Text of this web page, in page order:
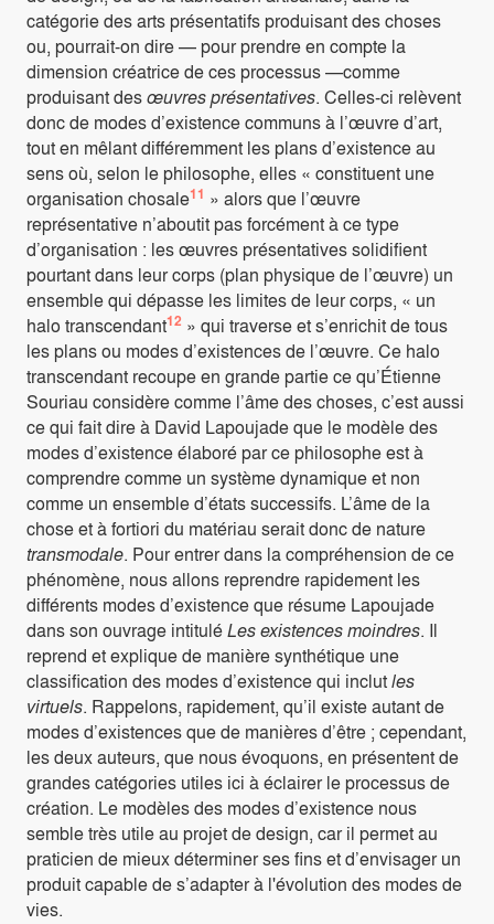
catégorie des arts présentatifs produisant des choses
ou, pourrait-on dire — pour prendre en compte la
dimension créatrice de ces processus —comme
produisant desœuvres présentatives. Celles-ci relèvent
donc de modes d’existence communs à l’œuvre d’art,
tout en mêlant différemment les plans d’existence au
sens où, selon le philosophe, elles « constituent une
organisation chosale11 » alors que l’œuvre
représentative n’aboutit pas forcément à ce type
d’organisation : les œuvres présentatives solidifient
pourtant dans leur corps (plan physique de l’œuvre) un
ensemble qui dépasse les limites de leur corps, « un
halo transcendant12 » qui traverse et s’enrichit de tous
les plans ou modes d’existences de l’œuvre. Ce halo
transcendant recoupe en grande partie ce qu’Étienne
Souriau considère comme l’âme des choses, c’est aussi
ce qui fait dire à David Lapoujade que le modèle des
modes d’existence élaboré par ce philosophe est à
comprendre comme un système dynamique et non
comme un ensemble d’états successifs. L’âme de la
chose et à fortiori du matériau serait donc de nature
transmodale. Pour entrer dans la compréhension de ce
phénomène, nous allons reprendre rapidement les
différents modes d’existence que résume Lapoujade
dans son ouvrage intituléLes existences moindres. Il
reprend et explique de manière synthétique une
classification des modes d’existence qui inclutles
virtuels. Rappelons, rapidement, qu’il existe autant de
modes d’existences que de manières d’être ; cependant,
les deux auteurs, que nous évoquons, en présentent de
grandes catégories utiles ici à éclairer le processus de
création. Le modèles des modes d’existence nous
semble très utile au projet de design, car il permet au
praticien de mieux déterminer ses fins et d’envisager un
produit capable de s’adapter à l'évolution des modes de
vies.